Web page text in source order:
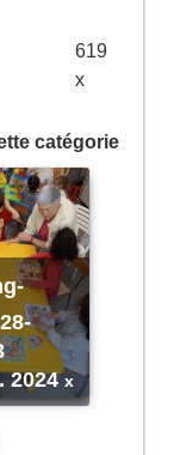
619
x
catégorie
2024x